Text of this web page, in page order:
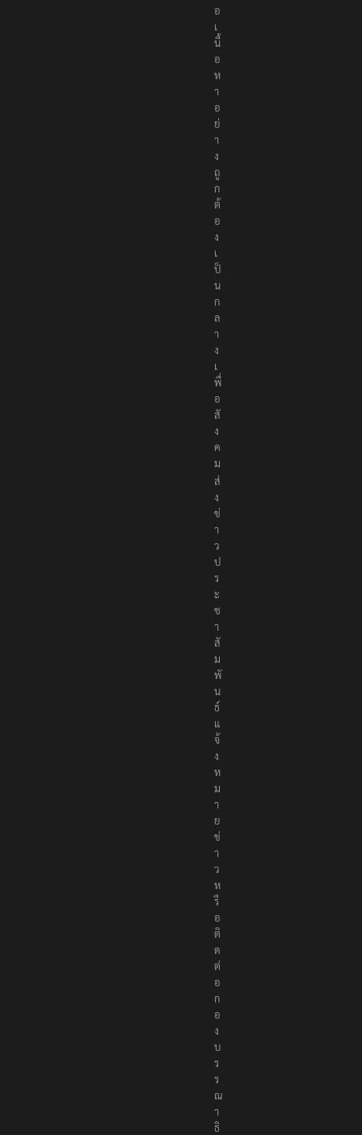
เ
นื้
อ
ห
า
อ
ย่
า
ง
ถู
ก
ต้
อ
ง
เ
ป็
น
ก
ล
า
ง
เ
พื่
อ
สั
ง
ค
ม
ส่
ง
ข่
า
ว
ป
ร
ะ
ช
า
สั
ม
พั
น
ธ์
แ
จ้
ง
ห
ม
า
ย
ข่
า
ว
ห
รื
อ
ติ
ด
ต่
อ
ก
อ
ง
บ
ร
ร
ณ
า
ธิ
ก